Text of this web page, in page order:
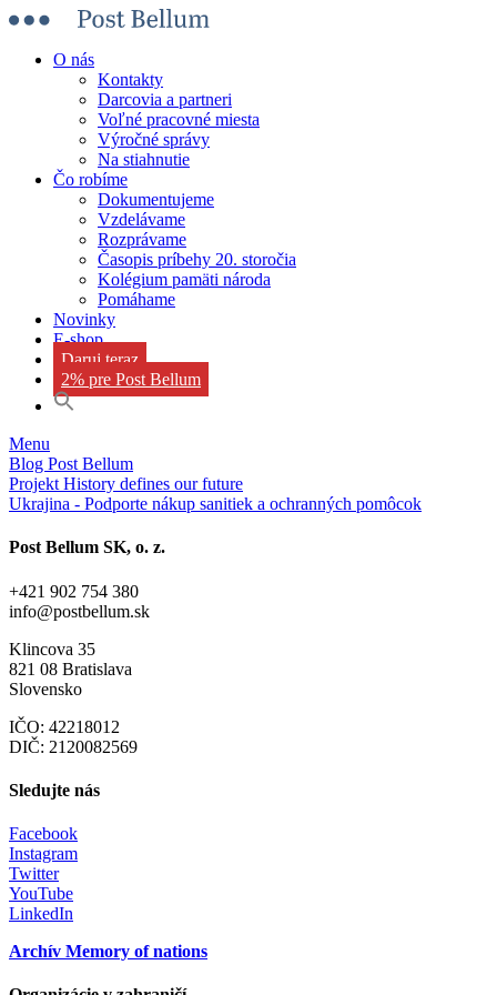
O nás
Kontakty
Darcovia a partneri
Voľné pracovné miesta
Výročné správy
Na stiahnutie
Čo robíme
Dokumentujeme
Vzdelávame
Rozprávame
Časopis príbehy 20. storočia
Kolégium pamäti národa
Pomáhame
Novinky
E-shop
Daruj teraz
2% pre Post Bellum
Menu
Blog Post Bellum
Projekt History defines our future
Ukrajina - Podporte nákup sanitiek a ochranných pomôcok
Post Bellum SK, o. z.
+421 902 754 380
info@postbellum.sk
Klincova 35
821 08 Bratislava
Slovensko
IČO: 42218012
DIČ: 2120082569
Sledujte nás
Facebook
Instagram
Twitter
YouTube
LinkedIn
Archív Memory of nations